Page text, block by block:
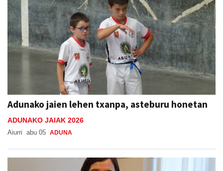
Adunako jaien lehen txanpa, asteburu honetan
ADUNAKO JAIAK 2026
Aiurri abu 05 ADUNA